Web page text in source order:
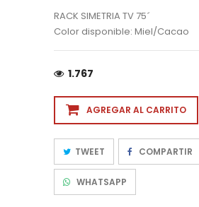
RACK SIMETRIA TV 75´
Color disponible: Miel/Cacao
1.767
AGREGAR AL CARRITO
TWEET COMPARTIR
WHATSAPP